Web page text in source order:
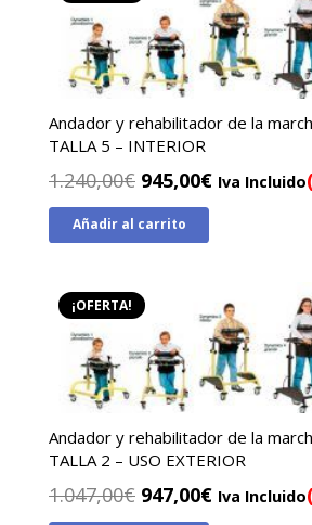
Andador y rehabilitador de la
TALLA 5 – INTERIOR
1.240,00€ El
precio
original
945,00€ElIva Incluido
Añadir al carrito
¡OFERTA!
Andador y rehabilitador de la
TALLA 2 – USO EXTERIOR
1.047,00€ El
947,00€ElIva Incluido